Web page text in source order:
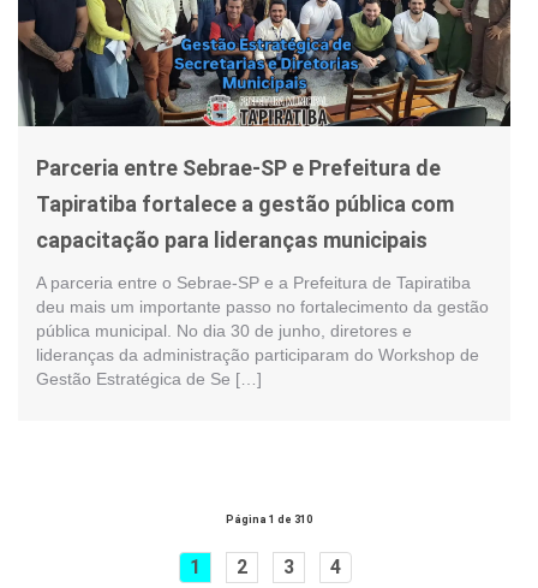
Parceria entre Sebrae-SP e Prefeitura de
Tapiratiba fortalece a gestão pública com
capacitação para lideranças municipais
A parceria entre o Sebrae-SP e a Prefeitura de Tapiratiba
deu mais um importante passo no fortalecimento da gestão
pública municipal. No dia 30 de junho, diretores e
lideranças da administração participaram do Workshop de
Gestão Estratégica de Se […]
Página 1 de 310
1 2 3 4